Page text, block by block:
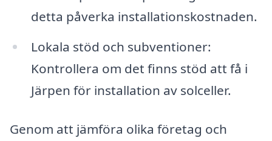
detta påverka installationskostnaden.
Lokala stöd och subventioner:
Kontrollera om det finns stöd att få i
Järpen för installation av solceller.
Genom att jämföra olika företag och